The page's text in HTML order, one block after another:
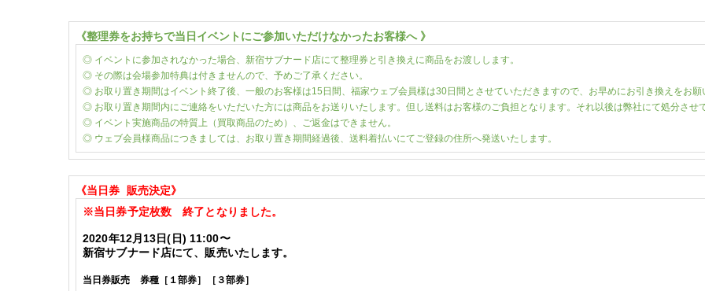
《整理券をお持ちで当日イベントにご参加いただけなかったお客様へ 》
◎ イベントに参加されなかった場合、新宿サブナード店にて整理券と引き換えに商品をお渡しします。
◎ その際は会場参加特典は付きませんので、予めご了承ください。
◎ お取り置き期間はイベント終了後、一般のお客様は15日間、福家ウェブ会員様は30日間とさせていただきますので、お早めにお引き換えをお願
◎ お取り置き期間内にご連絡をいただいた方には商品をお送りいたします。但し送料はお客様のご負担となります。それ以後は弊社にて処分させ
◎ イベント実施商品の特質上（買取商品のため）、ご返金はできません。
◎ ウェブ会員様商品につきましては、お取り置き期間経過後、送料着払いにてご登録の住所へ発送いたします。
《当日券
販売決定》
※当日券予定枚数 終了となりました。
2020年12月13日(日) 11:00〜
新宿サブナード店にて、販売いたします。
当日券販売 券種［１部券］ ［３部券］